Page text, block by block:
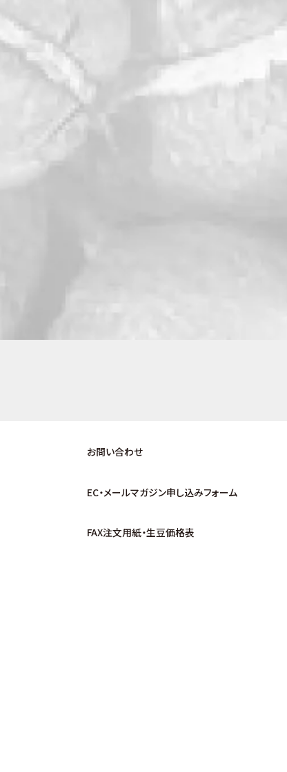
お問い合わせ
EC・メールマガジン申し込みフォーム
FAX注文用紙・生豆価格表